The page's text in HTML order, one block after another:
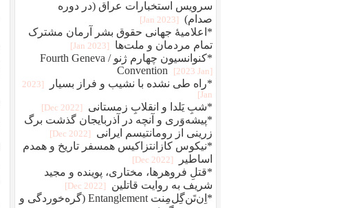
سرویس استخبارات عراق (در دوره
صدام)
[2023 Jan]
*اعلامیهٔ جهانی حقوق بشر آرمان مشترک
تمام مردمان و ملت‌ها
[2023 Jan]
*کنوانسیون چهارم ژنو / Fourth Geneva
Convention
[2023 Jan]
*راه طی نشده با نشیب و فراز بسیار
[2023
Jan]
*شبِ یَلدا و انقلابِ زمستانی [2022 Dec]
*پیشه‌وَری و آنچه در آذربایجان گذشت برگ
زرینی از رومانتیسم ایرانی
[2022 Dec]
*نیکوس کازانتزاکیس همسفر تاریخ و همدم
اساطیر
[2022 Dec]
*قتلِ فروهرها، مختاری، پوینده و مجید
شریف به روایت قاتلین
[2022 Dec]
*اِن‌تَن‌گِل‌مِنت Entanglement (گره‌خوردگی و